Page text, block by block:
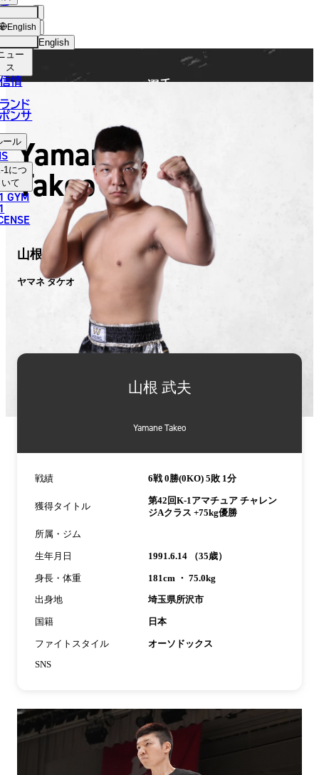
English
中文（简体）
中文（繁體）
ไทย
العربية
ョッ
プ
ュー
ス
情
ンド
ンサ
ール
1につ
いて
GYM
English
選手
Yamane
Takeo
山根 武夫
ヤマネ タケオ
山根 武夫
Yamane Takeo
戦績 6戦 0勝(0KO) 5敗 1分
獲得タイトル
第42回K-1アマチュア チャレン
ジAクラス +75kg優勝
所属・ジム
生年月日 1991.6.14 （35歳）
身長・体重 181cm ・ 75.0kg
出身地 埼玉県所沢市
国籍 日本
ファイトスタイル オーソドックス
SNS